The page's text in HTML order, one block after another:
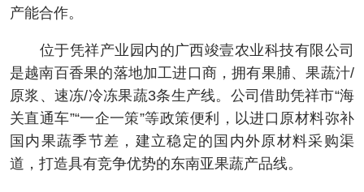
产能合作。
位于凭祥产业园内的广西竣壹农业科技有限公司
是越南百香果的落地加工进口商，拥有果脯、果蔬汁/
原浆、速冻/冷冻果蔬3条生产线。公司借助凭祥市“海
关直通车”“一企一策”等政策便利，以进口原材料弥补
国内果蔬季节差，建立稳定的国内外原材料采购渠
道，打造具有竞争优势的东南亚果蔬产品线。